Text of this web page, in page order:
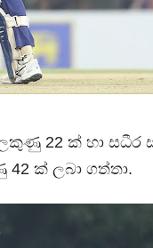
22 ක් හා සධීර
ක් ලබා ගත්තා.